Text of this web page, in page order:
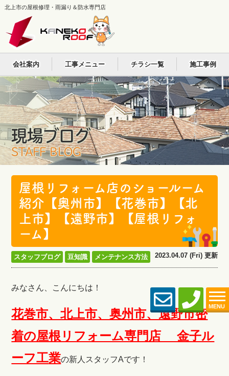
北上市の屋根修理・雨漏り＆防水専門店
MENU
会社案内 工事メニュー チラシ一覧 施工事例
現場ブログ
STAFF BLOG
屋根リフォーム店のショールーム
紹介【奥州市】【花巻市】【北
上市】【遠野市】【屋根リフォ
ーム】
スタッフブログ 豆知識 メンテナンス方法 2023.04.07 (Fri) 更新
みなさん、こんにちは！
花巻市、北上市、奥州市、遠野市密
着の屋根リフォーム専門店 金子ル
ーフ工業の新人スタッフAです！